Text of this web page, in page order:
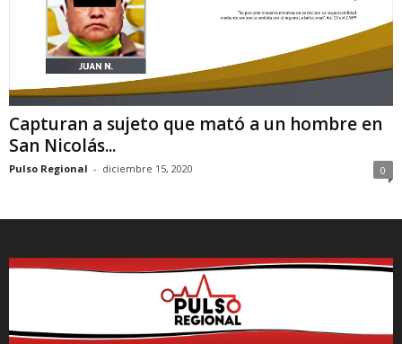
Capturan a sujeto que mató a un hombre en
San Nicolás...
Pulso Regional - diciembre 15, 2020 0